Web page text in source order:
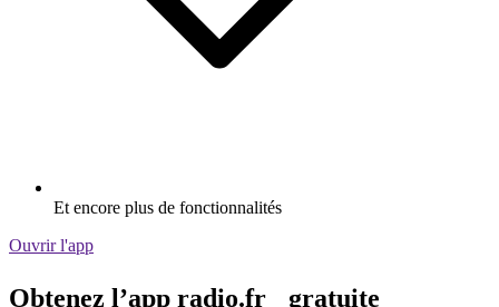
Et encore plus de fonctionnalités
Ouvrir l'app
Obtenez l’app radio.fr gratuite